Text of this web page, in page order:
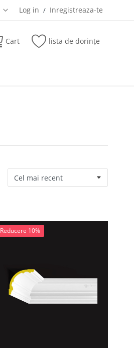
Log in / Inregistreaza-te
Cart lista de dorințe
Reducere 10%